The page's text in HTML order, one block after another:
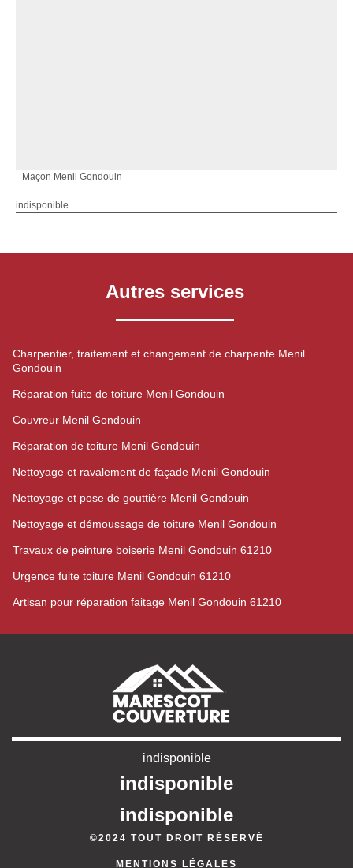
Maçon Menil Gondouin
indisponible
Autres services
Charpentier, traitement et changement de charpente Menil
Gondouin
Réparation fuite de toiture Menil Gondouin
Couvreur Menil Gondouin
Réparation de toiture Menil Gondouin
Nettoyage et ravalement de façade Menil Gondouin
Nettoyage et pose de gouttière Menil Gondouin
Nettoyage et démoussage de toiture Menil Gondouin
Travaux de peinture boiserie Menil Gondouin 61210
Urgence fuite toiture Menil Gondouin 61210
Artisan pour réparation faitage Menil Gondouin 61210
indisponible
indisponible
indisponible
©2024 TOUT DROIT RÉSERVÉ
MENTIONS LÉGALES